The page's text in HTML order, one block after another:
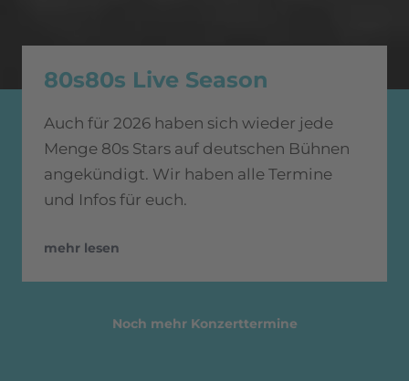
80s80s Live Season
Auch für 2026 haben sich wieder jede
Menge 80s Stars auf deutschen Bühnen
angekündigt. Wir haben alle Termine
und Infos für euch.
mehr lesen
Noch mehr Konzerttermine